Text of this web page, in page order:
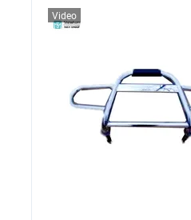
Video